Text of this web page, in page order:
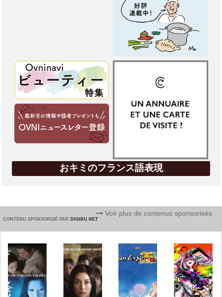
おキミのフランス語表現
CONTENU SPONSORISÉ PAR DIGIBU.NET
Voir plus de contenus sponsorisés